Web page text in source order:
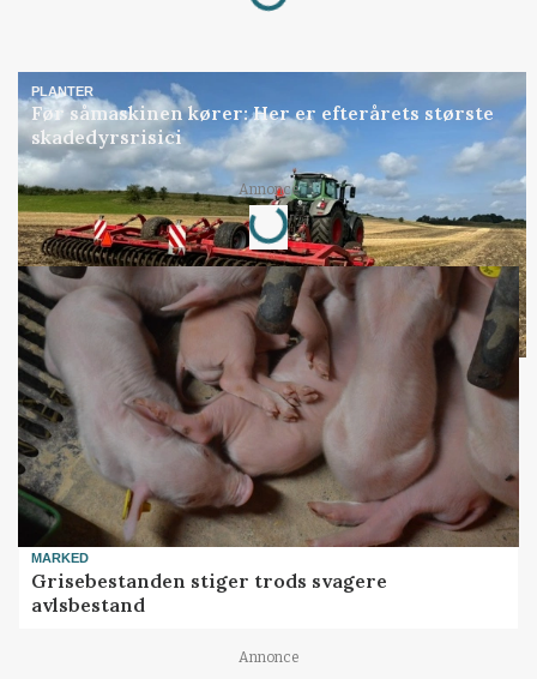
PLANTER
Før såmaskinen kører: Her er efterårets største
skadedyrsrisici
Annonce
Loading...
MARKED
Grisebestanden stiger trods svagere
avlsbestand
Annonce